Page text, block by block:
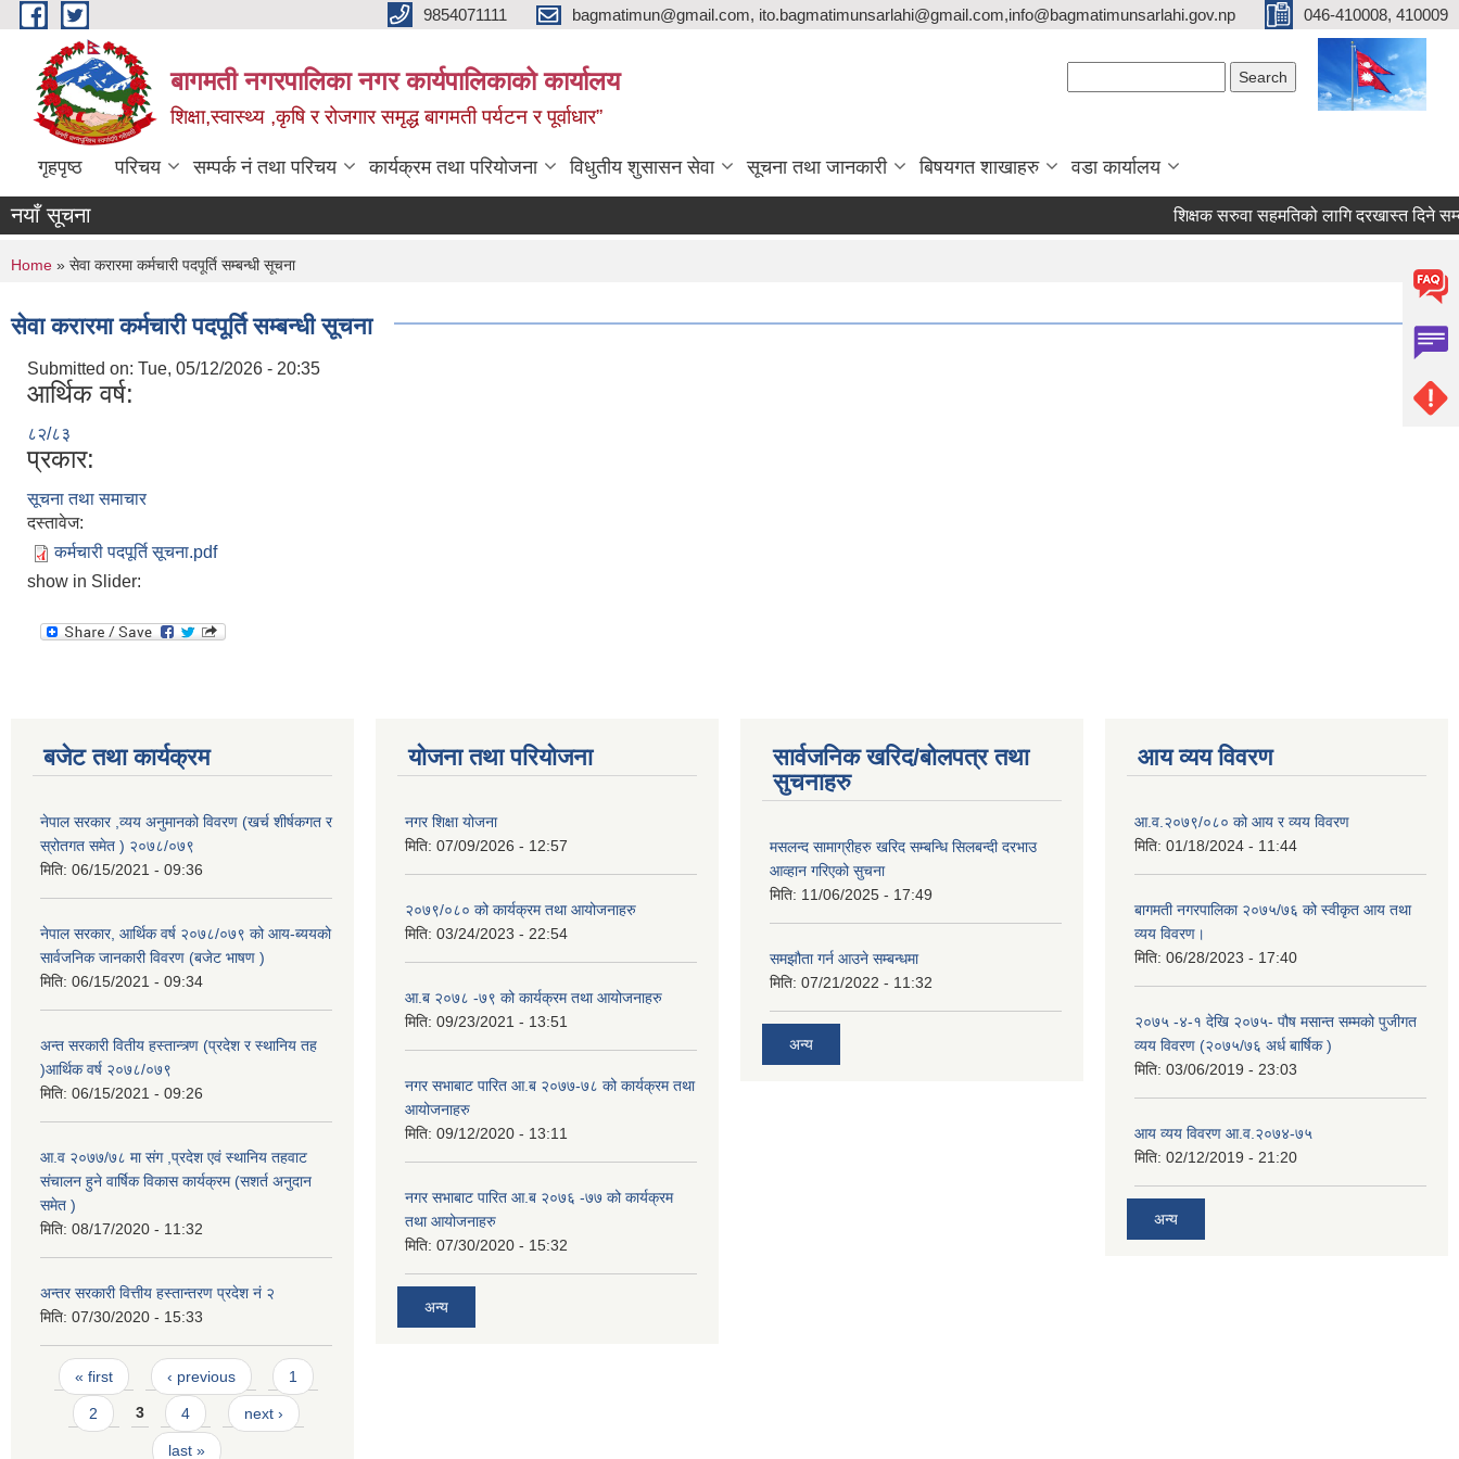
Skip to main content 9854071111 bagmatimun@gmail.com, ito.bagmatimunsarlahi@gmail.com,info@bagmatimunsarlahi.gov.np 046-410008, 410009
बागमती नगरपालिका नगर कार्यपालिकाको कार्यालय
शिक्षा,स्वास्थ्य ,कृषि र रोजगार समृद्ध बागमती पर्यटन र पूर्वाधार”
गृहपृष्ठ परिचय सम्पर्क नं तथा परिचय कार्यक्रम तथा परियोजना विधुतीय शुसासन सेवा सूचना तथा जानकारी बिषयगत शाखाहरु वडा कार्यालय
नयाँ सूचना शिक्षक सरुवा सहमतिको लागि दरखास्त दिने
You are here
Home » सेवा करारमा कर्मचारी पदपूर्ति सम्बन्धी सूचना
सेवा करारमा कर्मचारी पदपूर्ति सम्बन्धी सूचना
Submitted on: Tue, 05/12/2026 - 20:35
आर्थिक वर्ष:
८२/८३
प्रकार:
सूचना तथा समाचार
दस्तावेज:
कर्मचारी पदपूर्ति सूचना.pdf
show in Slider:
बजेट तथा कार्यक्रम
नेपाल सरकार ,व्यय अनुमानको विवरण (खर्च शीर्षकगत र
स्रोतगत समेत ) २०७८/०७९
मिति: 06/15/2021 - 09:36
नेपाल सरकार, आर्थिक वर्ष २०७८/०७९ को आय-ब्ययको
सार्वजनिक जानकारी विवरण (बजेट भाषण )
मिति: 06/15/2021 - 09:34
अन्त सरकारी वितीय हस्तान्त्र्ण (प्रदेश र स्थानिय तह
)आर्थिक वर्ष २०७८/०७९
मिति: 06/15/2021 - 09:26
आ.व २०७७/७८ मा संग ,प्रदेश एवं स्थानिय तहवाट
संचालन हुने वार्षिक विकास कार्यक्रम (सशर्त अनुदान
समेत )
मिति: 08/17/2020 - 11:32
अन्तर सरकारी वित्तीय हस्तान्तरण प्रदेश नं २
मिति: 07/30/2020 - 15:33
Pages
« first ‹ previous 1
2 3 4 next ›
last »
योजना तथा परियोजना
नगर शिक्षा योजना
मिति: 07/09/2026 - 12:57
२०७९/०८० को कार्यक्रम तथा आयोजनाहरु
मिति: 03/24/2023 - 22:54
आ.ब २०७८ -७९ को कार्यक्रम तथा आयोजनाहरु
मिति: 09/23/2021 - 13:51
नगर सभाबाट पारित आ.ब २०७७-७८ को कार्यक्रम तथा
आयोजनाहरु
मिति: 09/12/2020 - 13:11
नगर सभाबाट पारित आ.ब २०७६ -७७ को कार्यक्रम
तथा आयोजनाहरु
मिति: 07/30/2020 - 15:32
अन्य
सार्वजनिक खरिद/बोलपत्र तथा
सुचनाहरु
मसलन्द सामाग्रीहरु खरिद सम्बन्धि सिलबन्दी दरभाउ
आव्हान गरिएको सुचना
मिति: 11/06/2025 - 17:49
समझौता गर्न आउने सम्बन्धमा
मिति: 07/21/2022 - 11:32
अन्य
आय व्यय विवरण
आ.व.२०७९/०८० को आय र व्यय विवरण
मिति: 01/18/2024 - 11:44
बागमती नगरपालिका २०७५/७६ को स्वीकृत आय तथा
व्यय विवरण।
मिति: 06/28/2023 - 17:40
२०७५ -४-१ देखि २०७५- पौष मसान्त सम्मको पुजीगत
व्यय विवरण (२०७५/७६ अर्ध बार्षिक )
मिति: 03/06/2019 - 23:03
आय व्यय विवरण आ.व.२०७४-७५
मिति: 02/12/2019 - 21:20
अन्य